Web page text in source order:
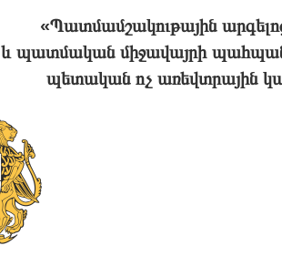
«Պատմամշակութային
և պատմական միջավայրի
պետական ոչ առեվտրային